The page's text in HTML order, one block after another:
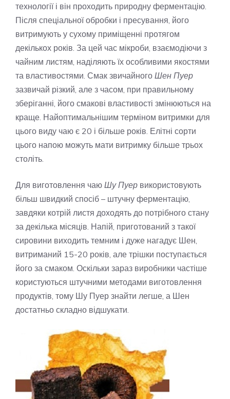
технології і він проходить природну ферментацію.
Після спеціальної обробки і пресування, його
витримують у сухому приміщенні протягом
декількох років. За цей час мікроби, взаємодіючи з
чайним листям, наділяють їх особливими якостями
та властивостями. Смак звичайного Шен Пуер
зазвичай різкий, але з часом, при правильному
зберіганні, його смакові властивості змінюються на
краще. Найоптимальнішим терміном витримки для
цього виду чаю є 20 і більше років. Елітні сорти
цього напою можуть мати витримку більше трьох
століть.
Для виготовлення чаю Шу Пуер використовують
більш швидкий спосіб – штучну ферментацію,
завдяки котрій листя доходять до потрібного стану
за декілька місяців. Напій, приготований з такої
сировини виходить темним і дуже нагадує Шен,
витриманий 15-20 років, але трішки поступається
його за смаком. Оскільки зараз виробники частіше
користуються штучними методами виготовлення
продуктів, тому Шу Пуер знайти легше, а Шен
достатньо складно відшукати.